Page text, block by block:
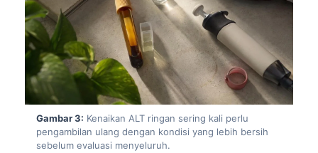
Gambar 3: Kenaikan ALT ringan sering kali perlu
pengambilan ulang dengan kondisi yang lebih bersih
sebelum evaluasi menyeluruh.